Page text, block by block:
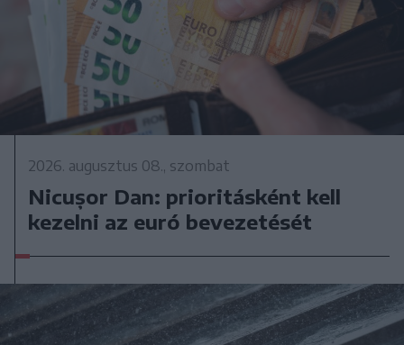
2026. augusztus 08., szombat
Nicușor Dan: prioritásként kell
kezelni az euró bevezetését